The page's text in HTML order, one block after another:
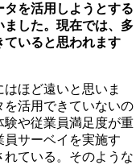
を活用しようとする
した。現在では、多
ていると思われます
はほど遠いと思いま
活用できていないの
や従業員満足度が重
サーベイを実施す
ている。そのような